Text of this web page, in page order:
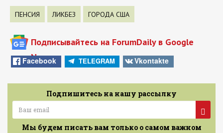
ПЕНСИЯ ЛИКБЕЗ ГОРОДА США
Подписывайтесь на ForumDaily в Google
News
Facebook TELEGRAM Vkontakte
Подпишитесь на нашу рассылку
Мы будем писать вам только о самом важном